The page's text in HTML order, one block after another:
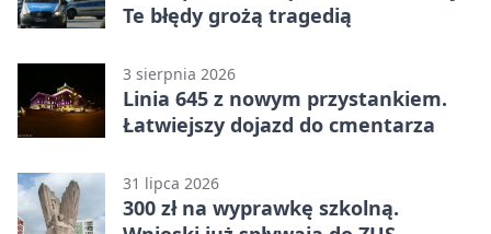
Te błędy grożą tragedią
3 sierpnia 2026
Linia 645 z nowym przystankiem.
Łatwiejszy dojazd do cmentarza
31 lipca 2026
300 zł na wyprawkę szkolną.